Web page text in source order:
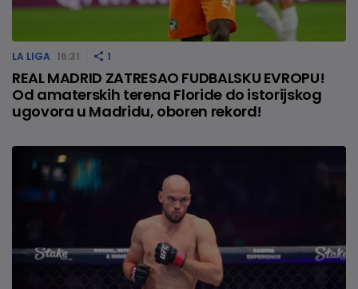
LA LIGA 16:31 1
REAL MADRID ZATRESAO FUDBALSKU EVROPU!
Od amaterskih terena Floride do istorijskog
ugovora u Madridu, oboren rekord!